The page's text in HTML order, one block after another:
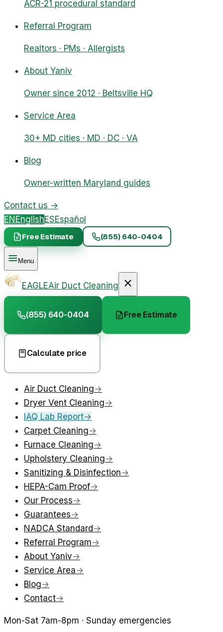
ACR-21 procedural standard
Referral Program
Realtors · PMs · Allergists
About Yaniv
Owner since 2012 · Beltsville HQ
Service Area
30+ MD cities · MD · DC · VA
Blog
Owner-written Maryland guides
Contact us →
EN EnglishESEspañol
Free Estimate (855) 640-0404
Menu
EAGLEAir Duct Cleaning
(855) 640-0404 Free Estimate
Calculate price
Air Duct Cleaning→
Dryer Vent Cleaning→
IAQ Lab Report→
Carpet Cleaning→
Furnace Cleaning→
Upholstery Cleaning→
Sanitizing & Disinfection→
HEPA-Cam Proof→
Our Process→
Guarantees→
NADCA Standard→
Referral Program→
About Yaniv→
Service Area→
Blog→
Contact→
Mon-Sat 7am-8pm · Sunday emergencies